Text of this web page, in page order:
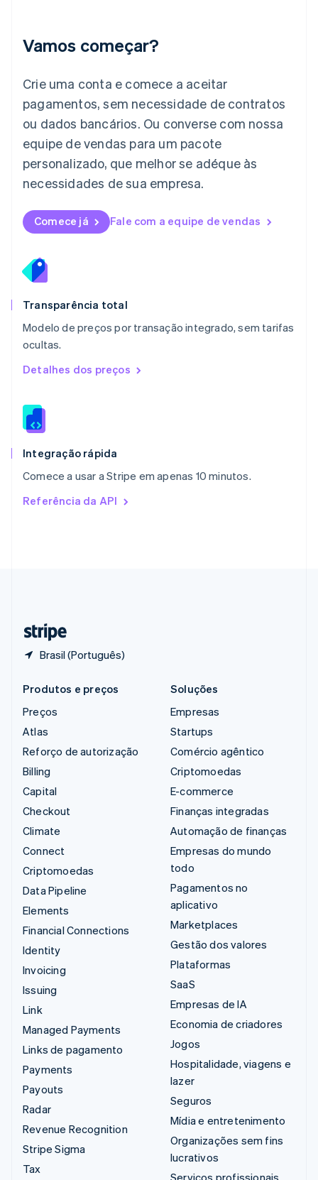
Vamos começar?
Crie uma conta e comece a aceitar
pagamentos, sem necessidade de contratos
ou dados bancários. Ou converse com nossa
equipe de vendas para um pacote
personalizado, que melhor se adéque às
necessidades de sua empresa.
Comece já Fale com a equipe de vendas
Transparência total
Modelo de preços por transação integrado, sem tarifas
ocultas.
Detalhes dos preços
Integração rápida
Comece a usar a Stripe em apenas 10 minutos.
Referência da API
Brasil (Português)
日本語English
Liechtenstein
DeutschEnglish
Lituânia
English
Luxemburgo
FrançaisDeutsch English
English简体中文
English
México
Noruega
English
English
NederlandsEnglish
Polônia
English
RAE de Hong Kong, China
Reino Unido
English
English
English
Produtos e preços
Preços
Atlas
Reforço de autorização
Billing
Capital
Checkout
Climate
Connect
Criptomoedas
Data Pipeline
Elements
Financial Connections
Identity
Invoicing
Issuing
Link
Managed Payments
Links de pagamento
Payments
Payouts
Radar
Revenue Recognition
Stripe Sigma
Tax
Soluções
Empresas
Startups
Comércio agêntico
Criptomoedas
E-commerce
Finanças integradas
Automação de finanças
Empresas do mundo
todo
Pagamentos no
aplicativo
Marketplaces
Gestão dos valores
Plataformas
SaaS
Empresas de IA
Economia de criadores
Jogos
Hospitalidade, viagens e
lazer
Seguros
Mídia e entretenimento
Organizações sem fins
lucrativos